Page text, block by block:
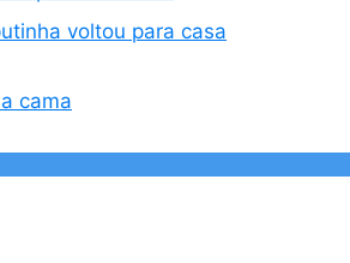
voltou para casa
cama